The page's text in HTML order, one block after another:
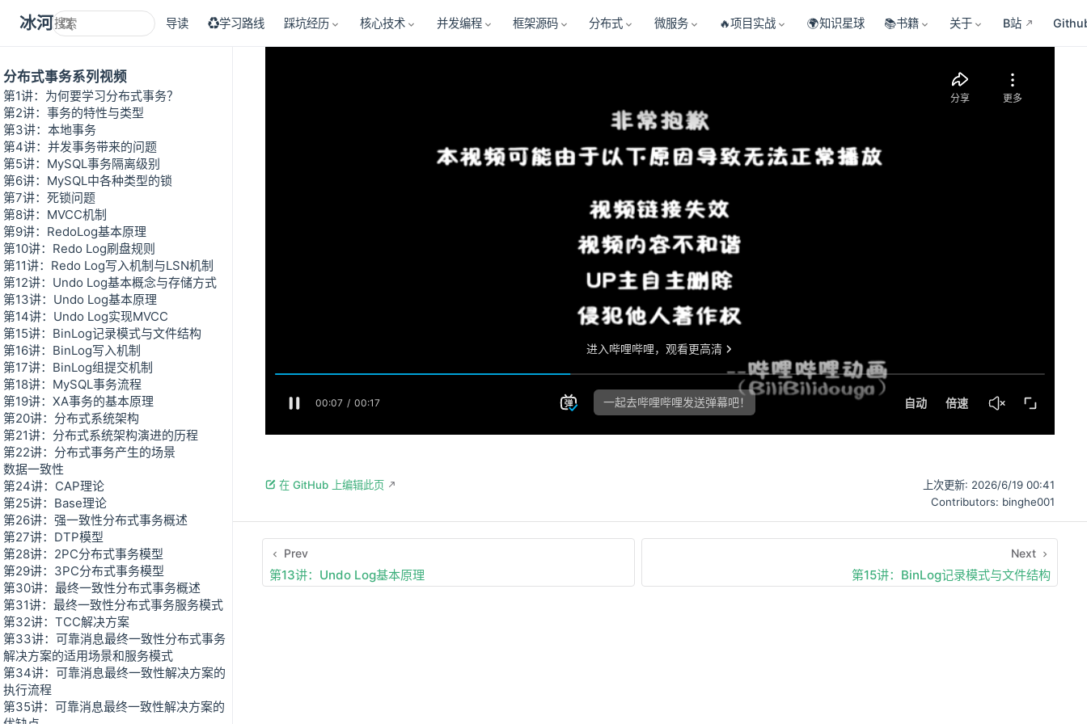
冰河技术 导读 ♻学习路线 踩坑经历 核心技术 并发编程 框架源码 分布式 微服务 🔥项目实战 🌍知识星球 📚书籍 关于 B站
分布式事务系列视频
第1讲：为何要学习分布式事务？
第2讲：事务的特性与类型
第3讲：本地事务
第4讲：并发事务带来的问题
第5讲：MySQL事务隔离级别
第6讲：MySQL中各种类型的锁
第7讲：死锁问题
第8讲：MVCC机制
第9讲：RedoLog基本原理
第10讲：Redo Log刷盘规则
第11讲：Redo Log写入机制与LSN机制
第12讲：Undo Log基本概念与存储方式
第13讲：Undo Log基本原理
第14讲：Undo Log实现MVCC
第15讲：BinLog记录模式与文件结构
第16讲：BinLog写入机制
第17讲：BinLog组提交机制
第18讲：MySQL事务流程
第19讲：XA事务的基本原理
第20讲：分布式系统架构
第21讲：分布式系统架构演进的历程
第22讲：分布式事务产生的场景
数据一致性
第24讲：CAP理论
第25讲：Base理论
第26讲：强一致性分布式事务概述
第27讲：DTP模型
第28讲：2PC分布式事务模型
第29讲：3PC分布式事务模型
第30讲：最终一致性分布式事务概述
第31讲：最终一致性分布式事务服务模式
第32讲：TCC解决方案
第33讲：可靠消息最终一致性分布式事务
解决方案的适用场景和服务模式
第34讲：可靠消息最终一致性解决方案的
执行流程
第35讲：可靠消息最终一致性解决方案的
在 GitHub 上编辑此页 上次更新: 2026/6/19 00:41
Contributors: binghe001
Prev
第13讲：Undo Log基本原理
Next
第15讲：BinLog记录模式与文件结构